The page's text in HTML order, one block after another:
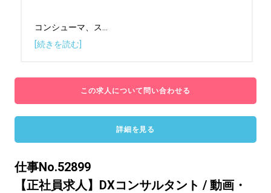
コンシューマ、ス
[続きを読む]
この求人について問い合わせる
詳細を見る
仕事No.52899
【正社員求人】DXコンサルタント / 動画・